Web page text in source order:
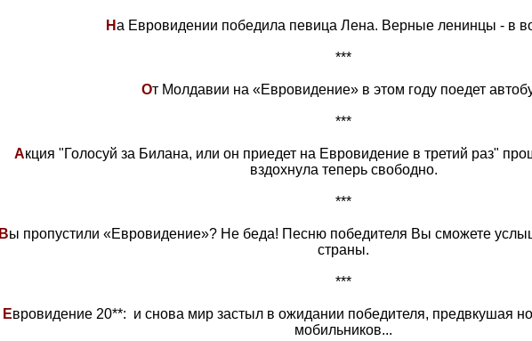
На Евровидении победила певица Лена. Верные ленинцы - в
***
От Молдавии на «Евровидение» в этом году поедет
***
Акция "Голосуй за Билана, или он приедет на Евровидение в третий раз"
вздохнула теперь свободно.
***
Вы пропустили «Евровидение»? Не беда! Песню победителя Вы сможете
страны.
***
Евровидение 20**: и снова мир застыл в ожидании победителя, предвкушая
мобильников...